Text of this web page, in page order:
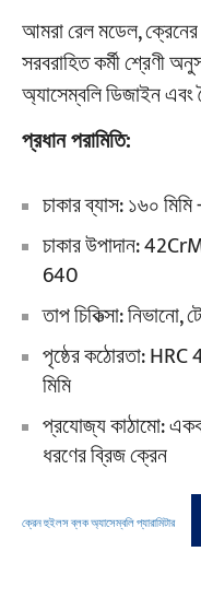
আমরা রেল মডেল,
সরবরাহিত কর্মী শ্রেণী
অ্যাসেম্বলি ডিজাইন এবং
প্রধান পরামিতি:
চাকার ব্যাস: ১৬০
চাকার উপাদান:
640
তাপ চিকিত্সা: নিভানো,
পৃষ্ঠের কঠোরতা:
মিমি
প্রযোজ্য কাঠামো: একক
ধরণের ব্রিজ ক্রেন
ক্রেন হুইলস ব্লক অ্যাসেম্বলি প্যারামিটার